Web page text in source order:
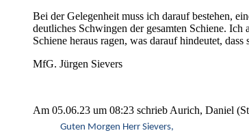
Bei der Gelegenheit muss ich darauf bestehen,
deutliches Schwingen der gesamten Schiene.
Schiene heraus ragen, was darauf hindeutet,
MfG. Jürgen Sievers
Am 05.06.23 um 08:23 schrieb Aurich, Daniel
Guten Morgen Herr Sievers,